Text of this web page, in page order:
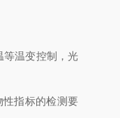
温变控制，光
指标的检测要